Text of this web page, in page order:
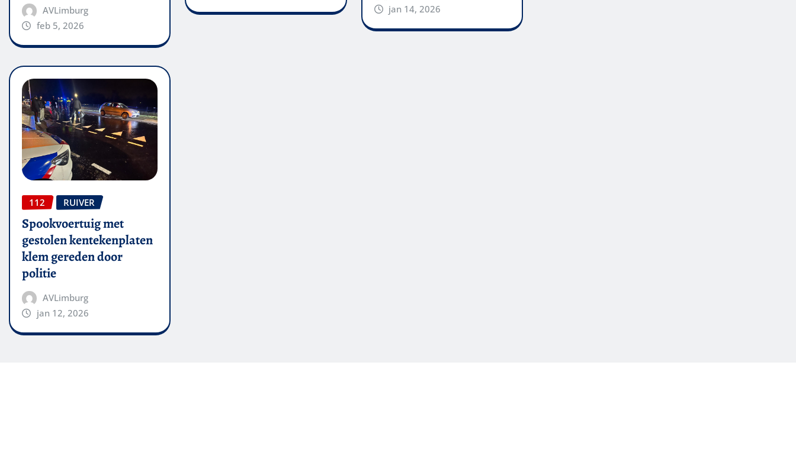
AVLimburg
feb 5, 2026
jan 14, 2026
112 RUIVER
Spookvoertuig met
gestolen kentekenplaten
klem gereden door
politie
AVLimburg
jan 12, 2026